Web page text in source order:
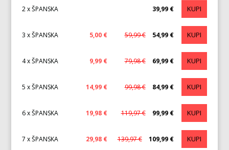
2 x ŠPANSKA 39,99 € KUPI
3 x ŠPANSKA 5,00 € 59,99 € 54,99 € KUPI
4 x ŠPANSKA 9,99 € 79,98 € 69,99 € KUPI
5 x ŠPANSKA 14,99 € 99,98 € 84,99 € KUPI
6 x ŠPANSKA 19,98 € 119,97 € 99,99 € KUPI
7 x ŠPANSKA 29,98 € 139,97 € 109,99 € KUPI